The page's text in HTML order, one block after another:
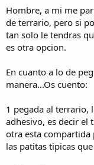
Hombre, a mi me
de terrario, pero si
tan solo le tendras
es otra opcion.
En cuanto a lo de
manera...Os cuento:
1 pegada al terrario,
adhesivo, es decir el
otra esta compartida
las patitas tipicas